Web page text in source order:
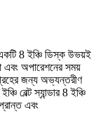
একটি 8 ইঞ্চি ডিস্ক উভয়ই
এবং অপারেশনের সময়
জন্য অভ্যন্তরীণ
বেল্ট স্যান্ডার 8 ইঞ্চি
এবং